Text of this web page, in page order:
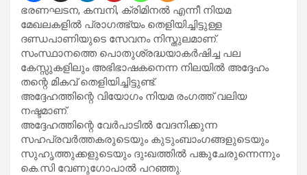
ഭരണഘടന, കമ്പനി, ക്രിമിനൽ എന്നീ നിയമ
മേഖലകളിൽ പ്രാഗത്ഭ്യം തെളിയിച്ചിട്ടുള്ള
ദണ്ഡപാണിയുടെ സേവനം നിസ്തുലമാണ്.
സംസ്ഥാനത്തെ പൊതുശ്രദ്ധയാകർഷിച്ച പല
കേസ്സുകളിലും അഭിഭാഷകനെന്ന നിലയിൽ അദ്ദേഹം
തന്റെ മികവ് തെളിയിച്ചിട്ടുണ്ട്.
അദ്ദേഹത്തിന്റെ വിയോഗം നിയമ രംഗത്ത് വലിയ
നഷ്ടമാണ്.
അദ്ദേഹത്തിന്റെ വേർപാടിൽ വേദനിക്കുന്ന
സഹപ്രവർത്തകരുടെയും കുടുംബാംഗങ്ങളുടെയും
സുഹൃത്തുക്കളുടെയും ദുഃഖത്തിൽ പങ്കുചേരുന്നെന്നും
കെ.സി വേണുഗോപാൽ പറഞ്ഞു.